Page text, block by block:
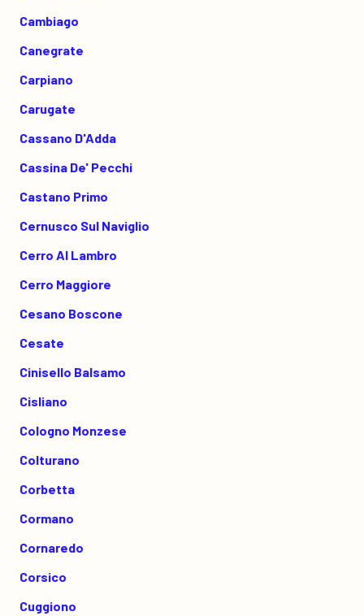
Cambiago
Canegrate
Carpiano
Carugate
Cassano D'Adda
Cassina De' Pecchi
Castano Primo
Cernusco Sul Naviglio
Cerro Al Lambro
Cerro Maggiore
Cesano Boscone
Cesate
Cinisello Balsamo
Cisliano
Cologno Monzese
Colturano
Corbetta
Cormano
Cornaredo
Corsico
Cuggiono